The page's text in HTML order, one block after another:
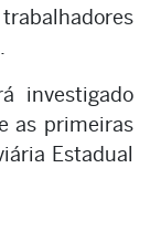
investigado
as primeiras
Estadual